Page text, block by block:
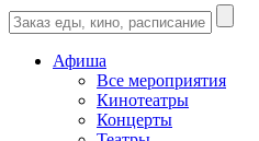
Афиша
Все мероприятия
Кинотеатры
Концерты